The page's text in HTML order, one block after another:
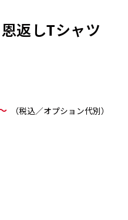
返しTシャツ
（税込／オプション代別）
様に曖昧でも構い
+298円 ］
します。ご確認のお
してください。［
30cm 低いです。
の目線を意識したい
30cm 低いです。
の目線を意識したい
補強
です。ポンジと比
す。タペストリー